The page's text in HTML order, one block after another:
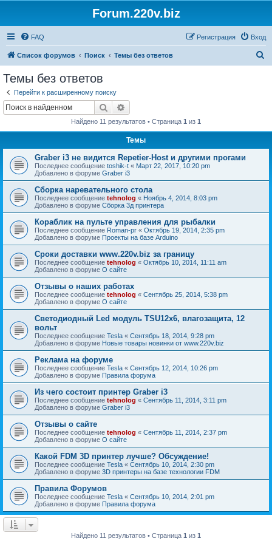
Forum.220v.biz
FAQ Вход
Регистрация
Список форумов Поиск Темы без ответов
Темы без ответов
Перейти к расширенному поиску
Поиск
Найдено 11 результатов • Страница 1 из 1
Темы
Graber i3 не видится Repetier-Host и другими прогами
Последнее сообщение toshik-t « Март 22, 2017, 10:20 pm
Добавлено в форуме Graber i3
Сборка наревательного стола
Последнее сообщение tehnolog « Ноябрь 4, 2014, 8:03 pm
Добавлено в форуме Сборка 3д принтера
Кораблик на пульте управления для рыбалки
Последнее сообщение Roman-pr « Октябрь 19, 2014, 2:35 pm
Добавлено в форуме Проекты на базе Arduino
Сроки доставки www.220v.biz за границу
Последнее сообщение tehnolog « Октябрь 10, 2014, 11:11 am
Добавлено в форуме О сайте
Отзывы о наших работах
Последнее сообщение tehnolog « Сентябрь 25, 2014, 5:38 pm
Добавлено в форуме О сайте
Светодиодный Led модуль TSU12х6, влагозащита, 12
вольт
Последнее сообщение Tesla « Сентябрь 18, 2014, 9:28 pm
Добавлено в форуме Новые товары новинки от www.220v.biz
Реклама на форуме
Последнее сообщение Tesla « Сентябрь 12, 2014, 10:26 pm
Добавлено в форуме Правила форума
Из чего состоит принтер Graber i3
Последнее сообщение tehnolog « Сентябрь 11, 2014, 3:11 pm
Добавлено в форуме Graber i3
Отзывы о сайте
Последнее сообщение tehnolog « Сентябрь 11, 2014, 2:37 pm
Добавлено в форуме О сайте
Какой FDM 3D принтер лучше? Обсуждение!
Последнее сообщение Tesla « Сентябрь 10, 2014, 2:30 pm
Добавлено в форуме 3D принтеры на базе технологии FDM
Правила Форумов
Последнее сообщение Tesla « Сентябрь 10, 2014, 2:01 pm
Добавлено в форуме Правила форума
Найдено 11 результатов • Страница 1 из 1